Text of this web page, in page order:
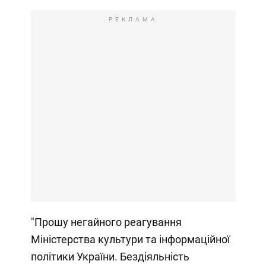
РЕКЛАМА
"Прошу негайного реагування
Міністерства культури та інформаційної
політики України. Бездіяльність